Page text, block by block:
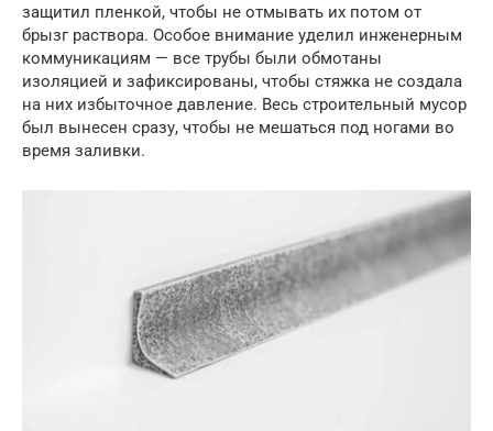
защитил пленкой, чтобы не отмывать их потом от
брызг раствора. Особое внимание уделил инженерным
коммуникациям — все трубы были обмотаны
изоляцией и зафиксированы, чтобы стяжка не создала
на них избыточное давление. Весь строительный мусор
был вынесен сразу, чтобы не мешаться под ногами во
время заливки.